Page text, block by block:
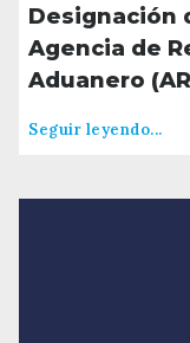
Designación
Agencia de
Aduanero
Seguir leyendo...